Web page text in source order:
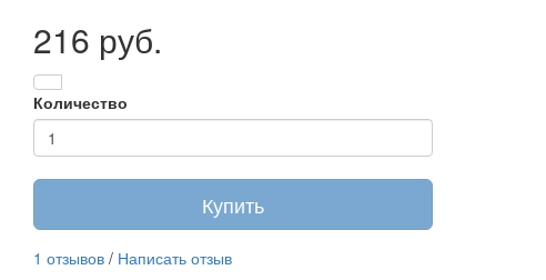
216 руб.
Количество
Купить
1 отзывов / Написать отзыв